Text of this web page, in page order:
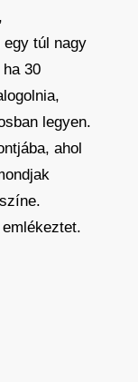
túl nagy
30
legyen.
ahol